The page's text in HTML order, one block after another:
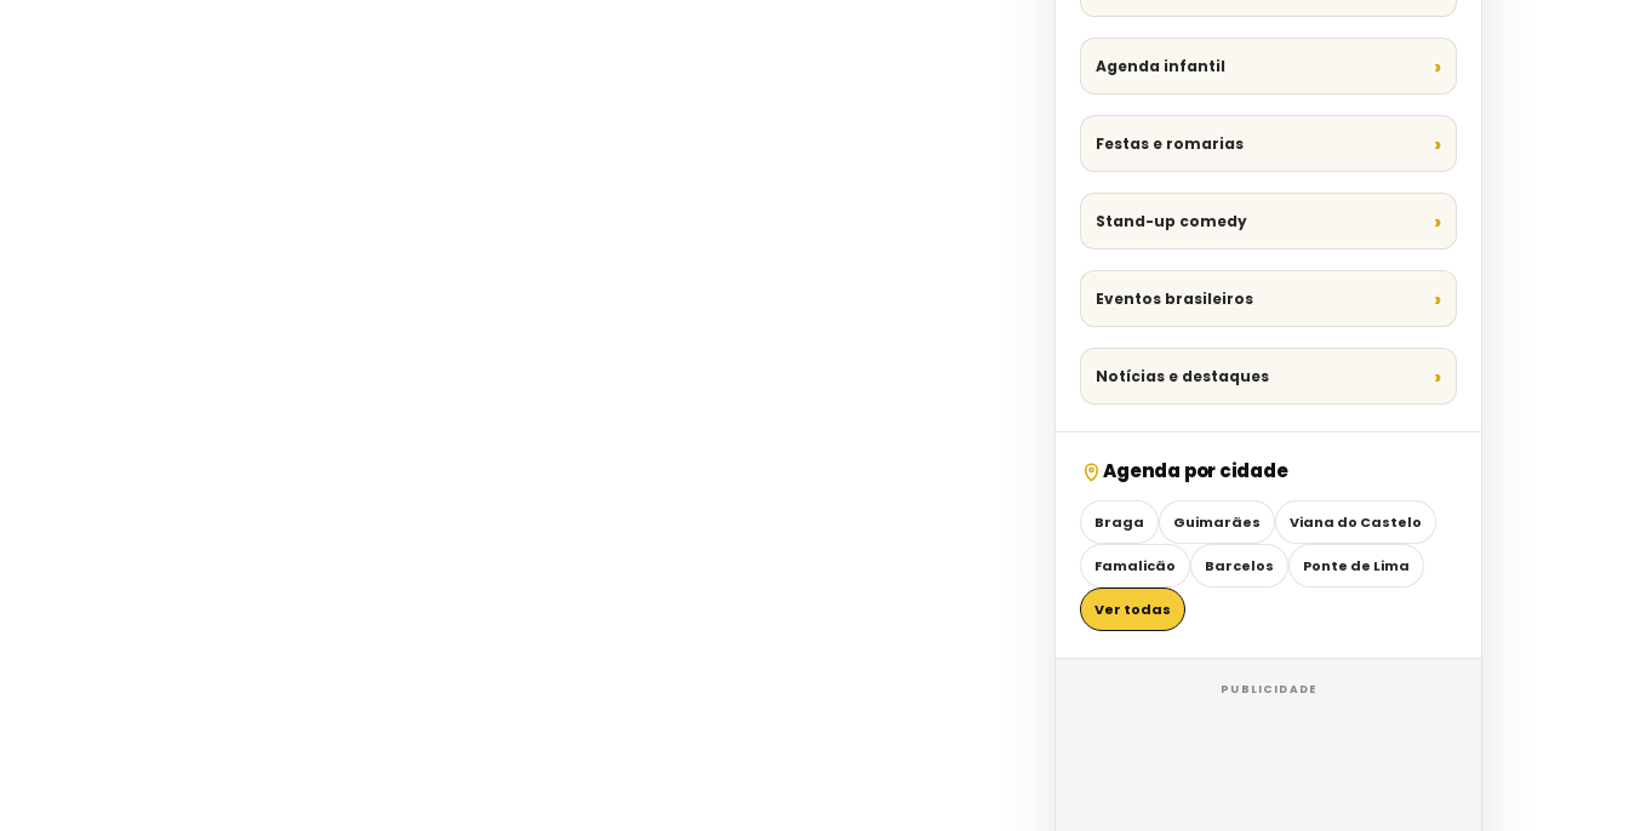
Agenda infantil
Festas e romarias
Stand-up comedy
Eventos brasileiros
Notícias e destaques
Agenda por cidade
Braga Guimarães Viana do Castelo
Famalicão Barcelos Ponte de Lima
Ver todas
PUBLICIDADE